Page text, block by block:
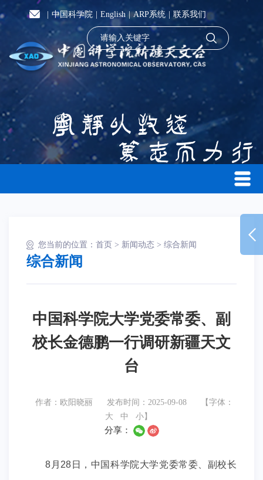
中国科学院 English |ARP系统 联系我们
您当前的位置： 首页 > 新闻动态 > 综合新闻
综合新闻
中国科学院大学党委常委、副
校长金德鹏一行调研新疆天文
台
作者：欧阳晓丽 发布时间：2025-09-08
【字体：
大
中 小 】
分享：
8 月28 日，中国科学院大学党委常委、副校长